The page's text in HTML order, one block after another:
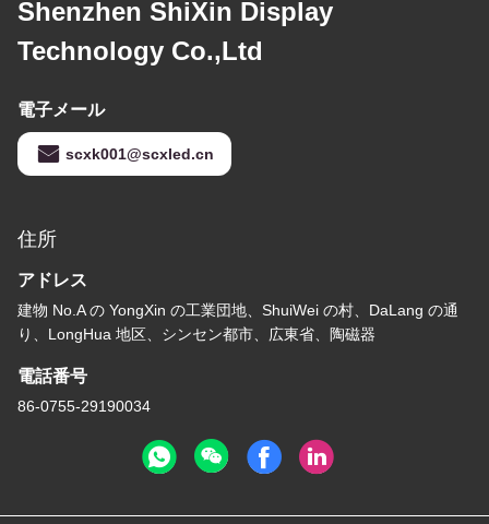
Shenzhen ShiXin Display
Technology Co.,Ltd
電子メール
scxk001@scxled.cn
住所
アドレス
建物 No.A の YongXin の工業団地、ShuiWei の村、DaLang の通
り、LongHua 地区、シンセン都市、広東省、陶磁器
電話番号
86-0755-29190034